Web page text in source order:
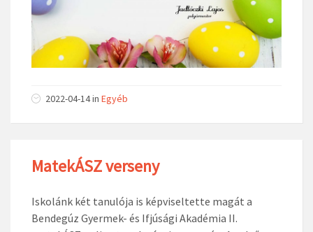
2022-04-14in Egyéb
MatekÁSZ verseny
Iskolánk két tanulója is képviseltette magát a
Bendegúz Gyermek- és Ifjúsági Akadémia II.